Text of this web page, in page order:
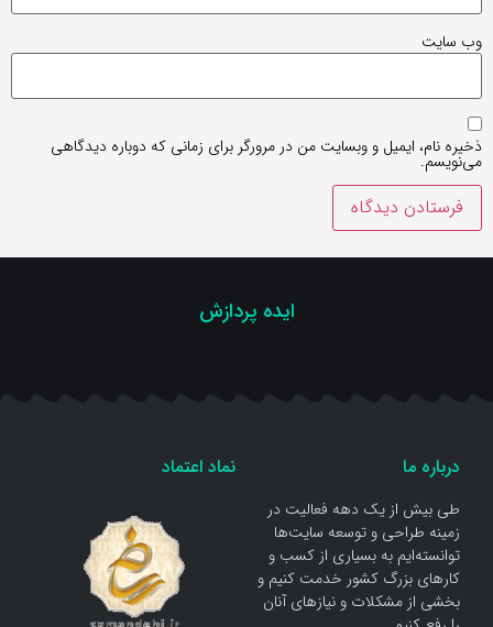
وب‌ سایت
ذخیره نام، ایمیل و وبسایت من در مرورگر برای زمانی که دوباره دیدگاهی
می‌نویسم.
ایده پردازش
درباره ما
طی بیش از یک دهه فعالیت در
زمینه طراحی و توسعه سایت‌ها
توانسته‌ایم به بسیاری از کسب و
کار‌های بزرگ کشور خدمت کنیم و
بخشی از مشکلات و نیاز‌های آنان
نماد اعتماد